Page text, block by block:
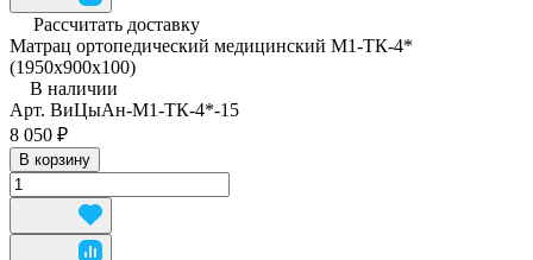
Рассчитать доставку
Матрац ортопедический медицинский М1-ТК-4*
(1950x900x100)
В наличии
Арт. ВиЦыАн-М1-ТК-4*-15
8 050 ₽
В корзину